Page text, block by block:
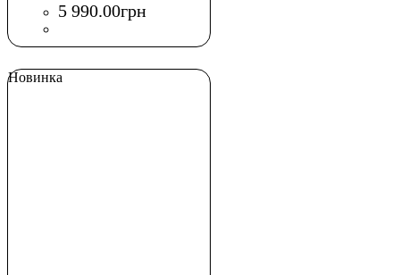
5 990.00грн
Новинка